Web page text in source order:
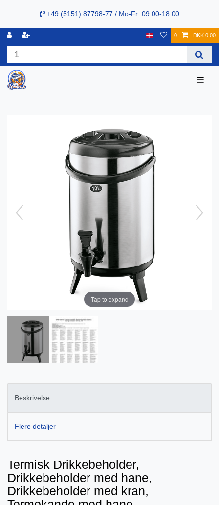
+49 (5151) 87798-77 / Mo-Fr: 09:00-18:00
0 DKK 0.00
☰
Tap to expand
Beskrivelse
Flere detaljer
Termisk Drikkebeholder,
Drikkebeholder med hane,
Drikkebeholder med kran,